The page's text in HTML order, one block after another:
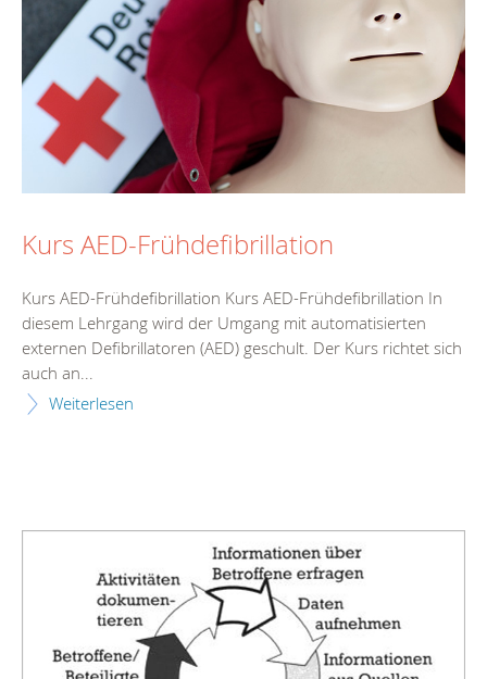
Kurs AED-Frühdefibrillation
Kurs AED-Frühdefibrillation Kurs AED-Frühdefibrillation In
diesem Lehrgang wird der Umgang mit automatisierten
externen Defibrillatoren (AED) geschult. Der Kurs richtet sich
auch an...
Weiterlesen